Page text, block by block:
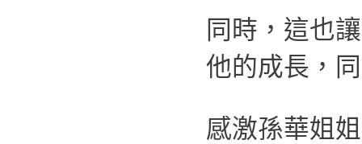
同時，這也
他的成長，
感激孫華姐